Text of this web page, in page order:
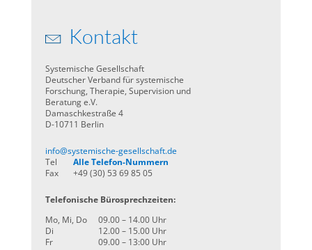
Kontakt
Systemische Gesellschaft
Deutscher Verband für systemische
Forschung, Therapie, Supervision und
Beratung e.V.
Damaschkestraße 4
D-10711 Berlin
info@systemische-gesellschaft.de
Tel
Alle Telefon-Nummern
Fax
+49 (30) 53 69 85 05
Telefonische Bürosprechzeiten:
Mo, Mi, Do
09.00 – 14.00 Uhr
Di
12.00 – 15.00 Uhr
Fr
09.00 – 13:00 Uhr